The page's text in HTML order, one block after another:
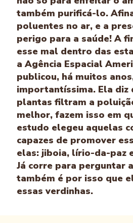
também purificá-lo.
poluentes no ar, e a
perigo para a saúde! A
esse mal dentro das
a Agência Espacial
publicou, há muitos
importantíssima. Ela diz
plantas filtram a
melhor, fazem isso em
estudo elegeu aquelas
capazes de promover
elas: jiboia, lírio-da-paz
Já corre para perguntar
também é por isso que
essas verdinhas.